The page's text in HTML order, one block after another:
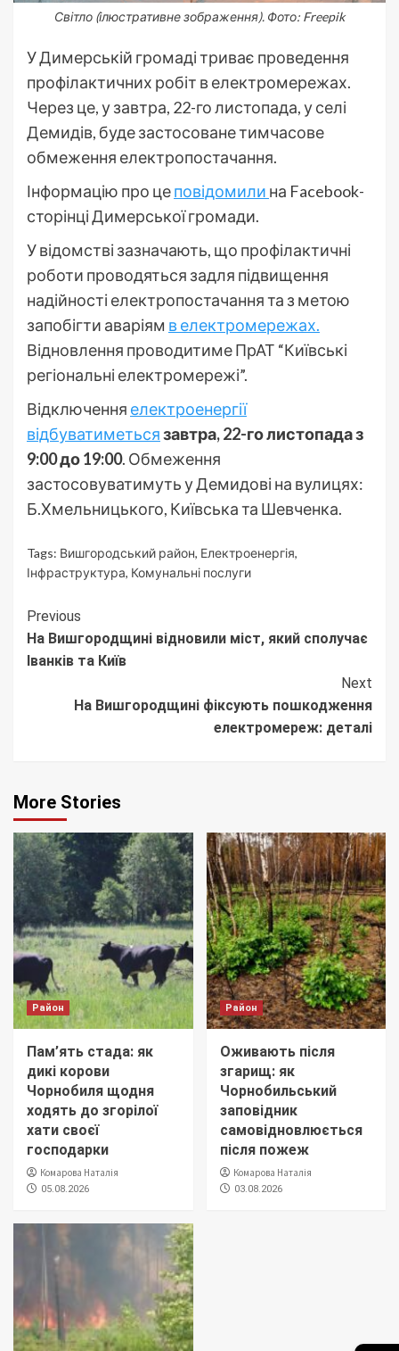
Світло (ілюстративне зображення). Фото: Freepik
У Димерській громаді триває проведення
профілактичних робіт в електромережах.
Через це, у завтра, 22-го листопада, у селі
Демидів, буде застосоване тимчасове
обмеження електропостачання.
Інформацію про цеповідомили на Facebook-
сторінці Димерської громади.
У відомстві зазначають, що профілактичні
роботи проводяться задля підвищення
надійності електропостачання та з метою
запобігти аваріям в електромережах.
Відновлення проводитиме ПрАТ “Київські
регіональні електромережі”.
Відключення електроенергії
відбуватиметьсязавтра, 22-го листопада з
9:00 до 19:00. Обмеження
застосовуватимуть у Демидові на вулицях:
Б.Хмельницького, Київська та Шевченка.
Tags: Вишгородський район, Електроенергія,
Інфраструктура, Комунальні послуги
Continue
Reading
Previous
На Вишгородщині відновили міст, який сполучає
Іванків та Київ
Next
На Вишгородщині фіксують пошкодження
електромереж: деталі
More Stories
Район
Пам’ять стада: як
дикі корови
Чорнобиля щодня
ходять до згорілої
хати своєї
господарки
Комарова Наталія
05.08.2026
Район
Оживають після
згарищ: як
Чорнобильський
заповідник
самовідновлюється
після пожеж
Комарова Наталія
03.08.2026